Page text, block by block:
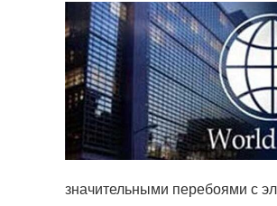
значительными перебоями с